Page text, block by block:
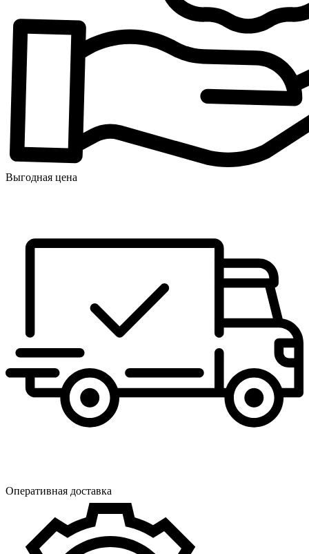
Выгодная цена
Оперативная доставка